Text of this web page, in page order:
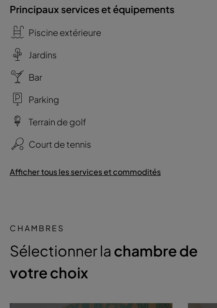
Principaux services et équipements
Piscine extérieure
Jardins
Bar
Parking
Terrain de golf
Court de tennis
Afficher tous les services et commodités
CHAMBRES
Sélectionner la chambre de
votre choix